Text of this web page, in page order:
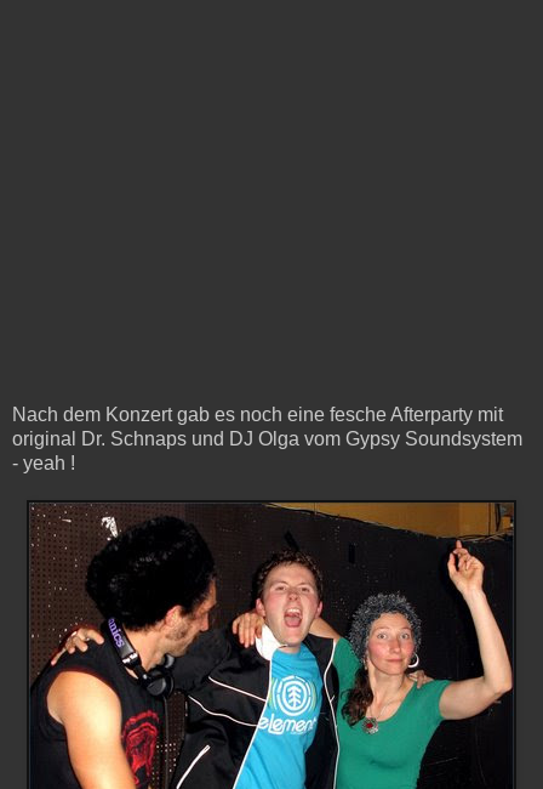
Nach dem Konzert gab es noch eine fesche Afterparty mit
original Dr. Schnaps und DJ Olga vom Gypsy Soundsystem
- yeah !